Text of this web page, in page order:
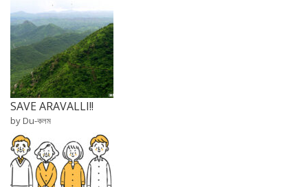
SAVE ARAVALLI!!
by Du-কলম